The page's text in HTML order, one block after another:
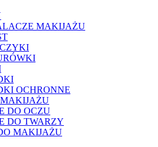
MAKIJAŻU
OCHRONNE
DO OCZU
DO TWARZY
MAKIJAŻU